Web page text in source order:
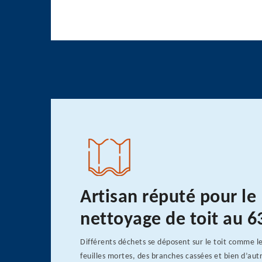
Artisan réputé pour le
nettoyage de toit au
Différents déchets se déposent sur le toit comme
feuilles mortes, des branches cassées et bien